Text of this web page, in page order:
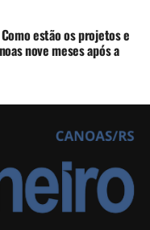
Como estão os projetos e
nove meses após a